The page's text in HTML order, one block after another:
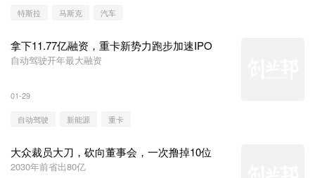
特斯拉 马斯克 汽车
拿下11.77亿融资，重卡新势力跑步加速IPO
自动驾驶开年最大融资
01-29
自动驾驶 新能源 重卡
大众裁员大刀，砍向董事会，一次撸掉10位
2030年前省出80亿